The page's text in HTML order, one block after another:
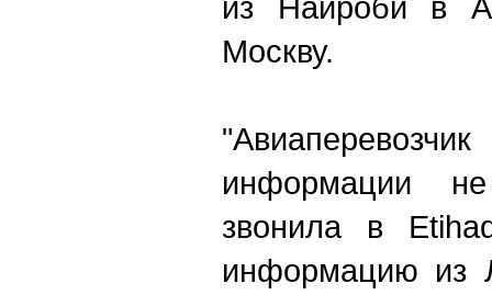
Москву.
информации
звонила в
информацию из